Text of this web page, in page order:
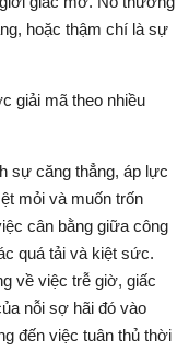
hoặc thậm chí là sự
giải mã theo nhiều
sự căng thẳng, áp lực
mỏi và muốn trốn
cân bằng giữa công
quá tải và kiệt sức.
về việc trễ giờ, giấc
nỗi sợ hãi đó vào
đến việc tuân thủ thời